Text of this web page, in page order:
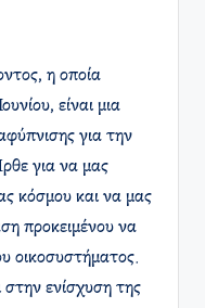
η οποία
είναι μια
για την
για να μας
κόσμου και να μας
προκειμένου να
οικοσυστήματος.
ενίσχυση της